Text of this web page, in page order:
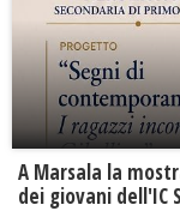
A Marsala la
dei giovani dell'IC